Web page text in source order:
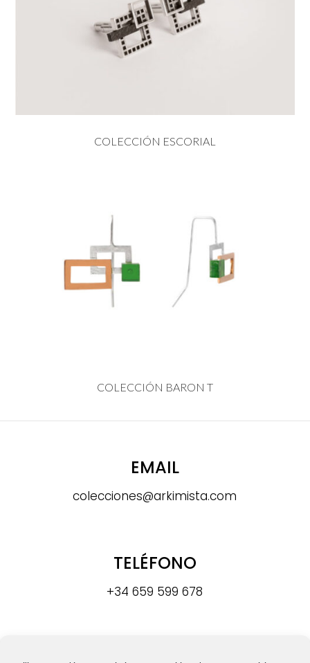
COLECCIÓN ESCORIAL
COLECCIÓN BARON T
EMAIL
colecciones@arkimista.com
TELÉFONO
+34 659 599 678